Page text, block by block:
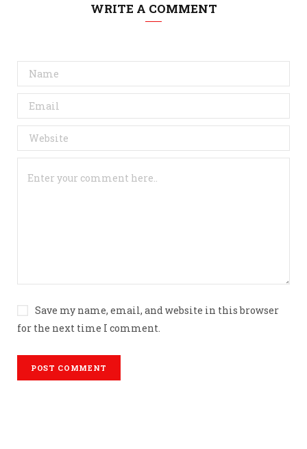
WRITE A COMMENT
Save my name, email, and website in this browser
for the next time I comment.